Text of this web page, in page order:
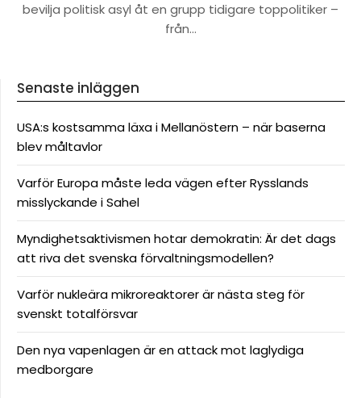
bevilja politisk asyl åt en grupp tidigare toppolitiker –
från…
Senaste inläggen
USA:s kostsamma läxa i Mellanöstern – när baserna
blev måltavlor
Varför Europa måste leda vägen efter Rysslands
misslyckande i Sahel
Myndighetsaktivismen hotar demokratin: Är det dags
att riva det svenska förvaltningsmodellen?
Varför nukleära mikroreaktorer är nästa steg för
svenskt totalförsvar
Den nya vapenlagen är en attack mot laglydiga
medborgare